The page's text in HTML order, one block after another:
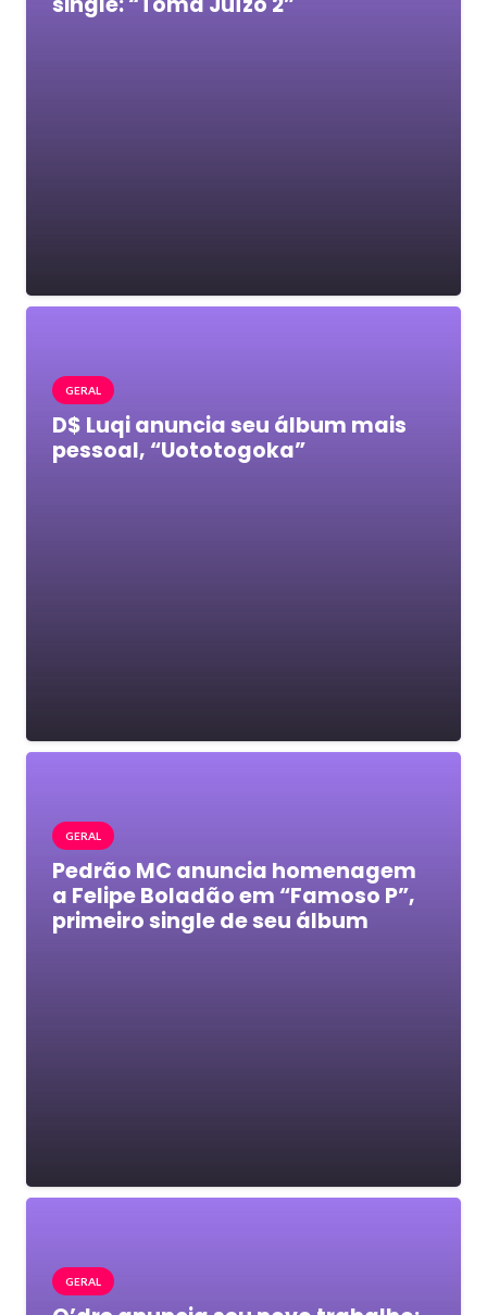
GERAL
D$ Luqi anuncia seu álbum mais
pessoal, “Uototogoka”
GERAL
Pedrão MC anuncia homenagem
a Felipe Boladão em “Famoso P”,
primeiro single de seu álbum
GERAL